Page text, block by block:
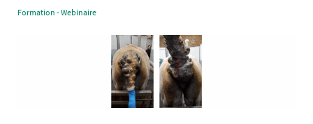
Formation - Webinaire